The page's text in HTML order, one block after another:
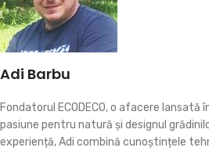
Adi Barbu
Fondatorul ECODECO, o afacere lansată
pasiune pentru natură și designul
experiență, Adi combină cunoștințele